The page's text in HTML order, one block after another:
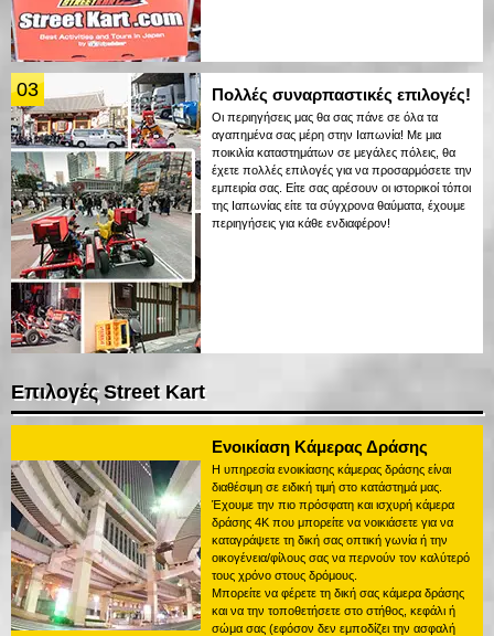
03 Πολλές συναρπαστικές επιλογές!
Οι περιηγήσεις μας θα σας πάνε σε όλα τα
αγαπημένα σας μέρη στην Ιαπωνία! Με μια
ποικιλία καταστημάτων σε μεγάλες πόλεις, θα
έχετε πολλές επιλογές για να προσαρμόσετε την
εμπειρία σας. Είτε σας αρέσουν οι ιστορικοί τόποι
της Ιαπωνίας είτε τα σύγχρονα θαύματα, έχουμε
περιηγήσεις για κάθε ενδιαφέρον!
Επιλογές Street Kart
Ενοικίαση Κάμερας Δράσης
Η υπηρεσία ενοικίασης κάμερας δράσης είναι
διαθέσιμη σε ειδική τιμή στο κατάστημά μας.
Έχουμε την πιο πρόσφατη και ισχυρή κάμερα
δράσης 4K που μπορείτε να νοικιάσετε για να
καταγράψετε τη δική σας οπτική γωνία ή την
οικογένεια/φίλους σας να περνούν τον καλύτερό
τους χρόνο στους δρόμους.
Μπορείτε να φέρετε τη δική σας κάμερα δράσης
και να την τοποθετήσετε στο στήθος, κεφάλι ή
σώμα σας (εφόσον δεν εμποδίζει την ασφαλή